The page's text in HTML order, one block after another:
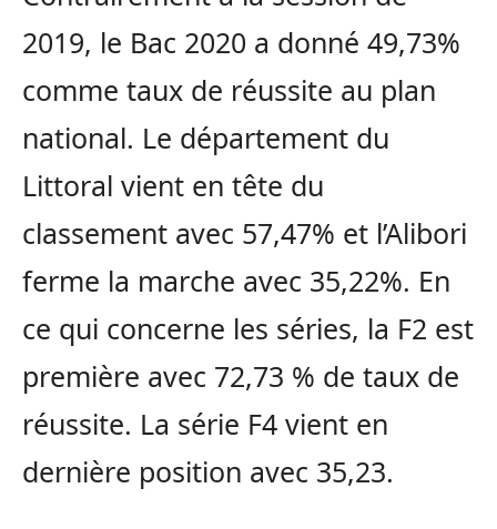
2019, le Bac 2020 a donné 49,73%
comme taux de réussite au plan
national. Le département du
Littoral vient en tête du
classement avec 57,47% et l’Alibori
ferme la marche avec 35,22%. En
ce qui concerne les séries, la F2 est
première avec 72,73 % de taux de
réussite. La série F4 vient en
dernière position avec 35,23.